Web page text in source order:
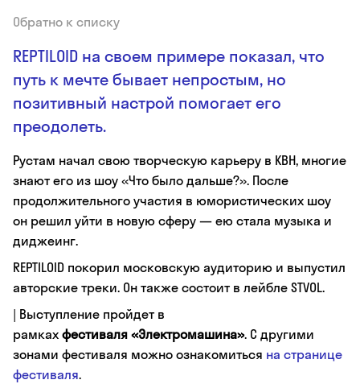
REPTILOID на своем примере показал, что
путь к мечте бывает непростым, но
позитивный настрой помогает его
преодолеть.
Рустам начал свою творческую карьеру в КВН, многие
знают его из шоу «Что было дальше?». После
продолжительного участия в юмористических шоу
он решил уйти в новую сферу — ею стала музыка и
диджеинг.
REPTILOID покорил московскую аудиторию и выпустил
авторские треки. Он также состоит в лейбле STVOL.
| Выступление пройдет в
рамках фестиваля «Электромашина». С другими
зонами фестиваля можно ознакомиться на странице
фестиваля.
Обратно к списку